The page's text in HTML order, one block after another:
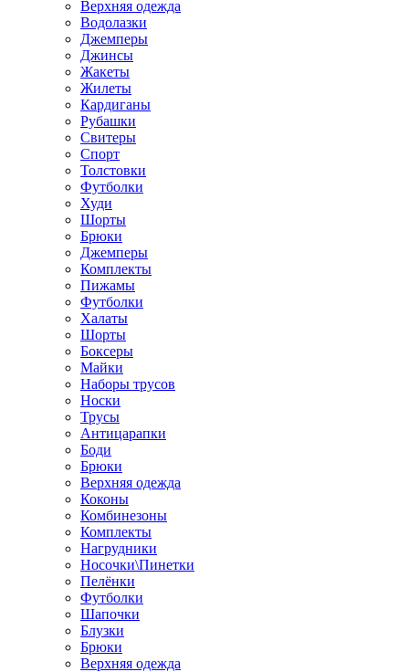
Верхняя одежда
Водолазки
Джемперы
Джинсы
Жакеты
Жилеты
Кардиганы
Рубашки
Свитеры
Спорт
Толстовки
Футболки
Худи
Шорты
Брюки
Джемперы
Комплекты
Пижамы
Футболки
Халаты
Шорты
Боксеры
Майки
Наборы трусов
Носки
Трусы
Антицарапки
Боди
Брюки
Верхняя одежда
Коконы
Комбинезоны
Комплекты
Нагрудники
Носочки\Пинетки
Пелёнки
Футболки
Шапочки
Блузки
Брюки
Верхняя одежда